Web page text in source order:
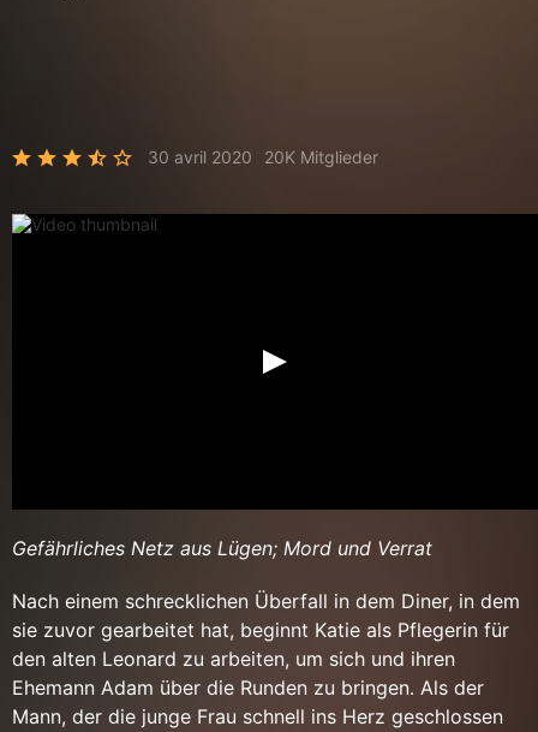
30 avril 2020 20K Mitglieder
Gefährliches Netz aus Lügen; Mord und Verrat
Nach einem schrecklichen Überfall in dem Diner, in dem
sie zuvor gearbeitet hat, beginnt Katie als Pflegerin für
den alten Leonard zu arbeiten, um sich und ihren
Ehemann Adam über die Runden zu bringen. Als der
Mann, der die junge Frau schnell ins Herz geschlossen